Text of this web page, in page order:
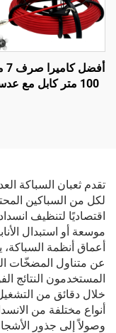
تقدم ثعبان السباكة
لكل من السباكين
اقتصاديًا لتنظيف
موسعة أو استبدال
أعماق أنظمة السباكة،
عن متناول المضخّات
المستخدمون النتائج
خلال دقائق من
أنواع مختلفة من
وصولاً إلى جذور